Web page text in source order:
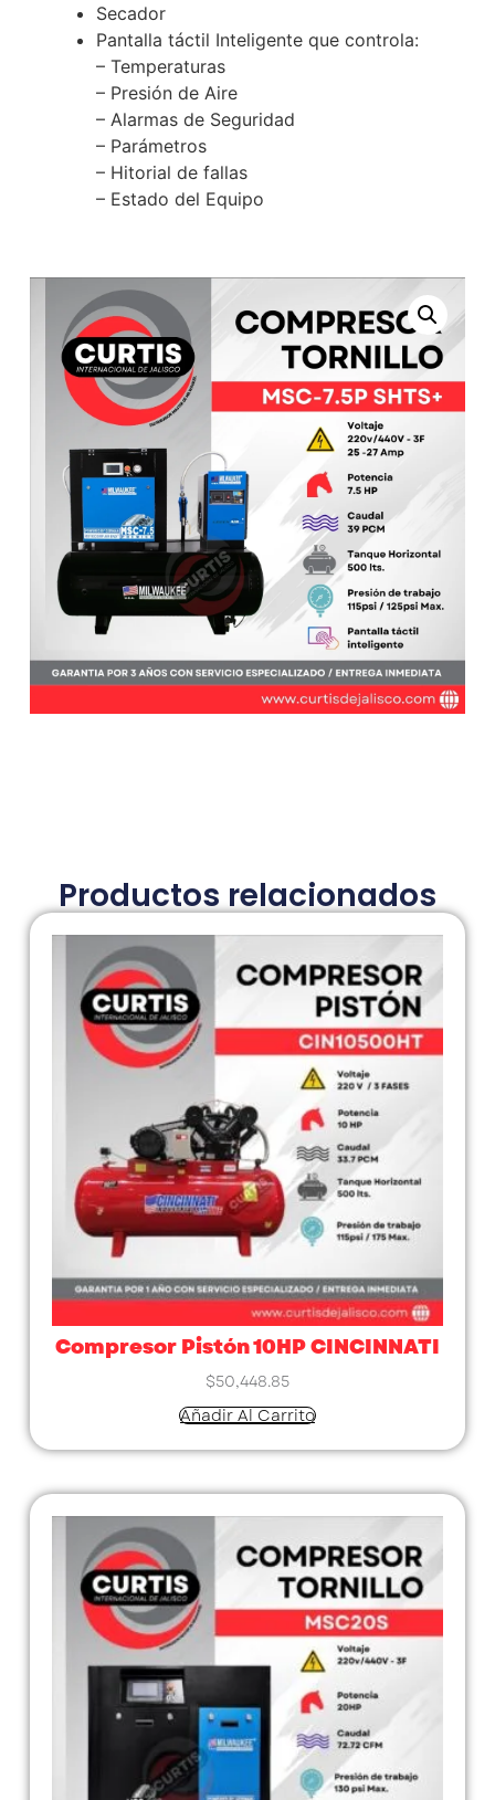
Secador
Pantalla táctil Inteligente que controla:
– Temperaturas
– Presión de Aire
– Alarmas de Seguridad
– Parámetros
– Hitorial de fallas
– Estado del Equipo
Productos relacionados
Compresor Pistón 10HP CINCINNATI
$50,448.85
Añadir Al Carrito